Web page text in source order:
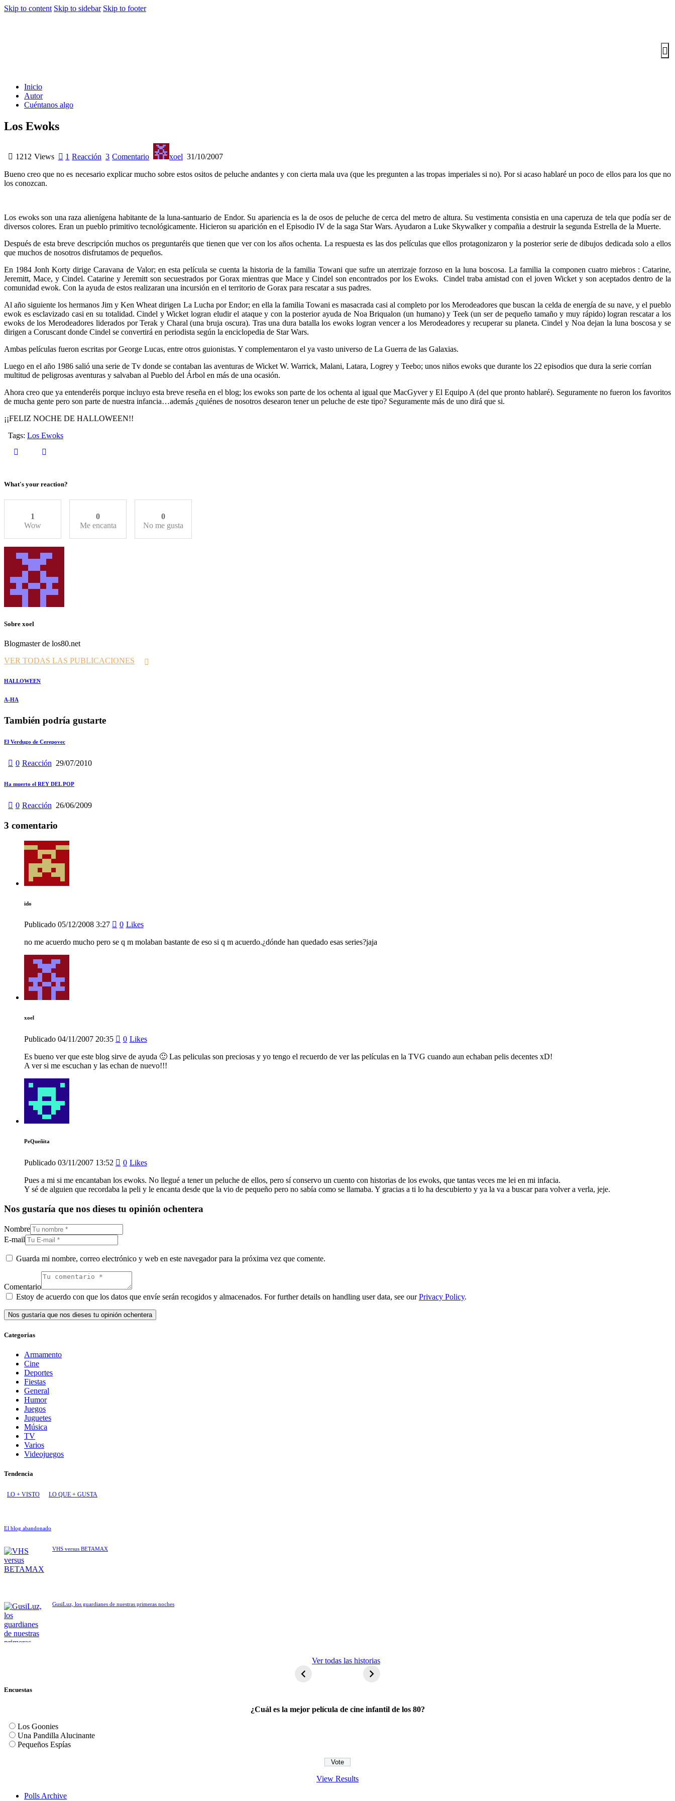
Skip to content Skip to sidebar Skip to footer
Inicio
Autor
Cuéntanos algo
Los Ewoks
1212 Views 1 Reacción 3 Comentario xoel 31/10/2007
Bueno creo que no es necesario explicar mucho sobre estos ositos de peluche andantes y con cierta mala uva (que les pregunten a las tropas imperiales si no). Por si acaso hablaré un poco de ellos para los que no
los conozcan.
Los ewoks son una raza alienígena habitante de la luna-santuario de Endor. Su apariencia es la de osos de peluche de cerca del metro de altura. Su vestimenta consistia en una caperuza de tela que podía ser de
diversos colores. Eran un pueblo primitivo tecnológicamente. Hicieron su aparición en el Episodio IV de la saga Star Wars. Ayudaron a Luke Skywalker y compañia a destruir la segunda Estrella de la Muerte.
Después de esta breve descripción muchos os preguntaréis que tienen que ver con los años ochenta. La respuesta es las dos películas que ellos protagonizaron y la posterior serie de dibujos dedicada solo a ellos
que muchos de nosotros disfrutamos de pequeños.
En 1984 Jonh Korty dirige Caravana de Valor; en esta película se cuenta la historia de la familia Towani que sufre un aterrizaje forzoso en la luna boscosa. La familia la componen cuatro miebros : Catarine,
Jeremitt, Mace, y Cindel. Catarine y Jeremitt son secuestrados por Gorax mientras que Mace y Cindel son encontrados por los Ewoks. Cindel traba amistad con el joven Wicket y son aceptados dentro de la
comunidad ewok. Con la ayuda de estos realizaran una incursión en el territorio de Gorax para rescatar a sus padres.
Al año siguiente los hermanos Jim y Ken Wheat dirigen La Lucha por Endor; en ella la familia Towani es masacrada casi al completo por los Merodeadores que buscan la celda de energía de su nave, y el pueblo
ewok es esclavizado casi en su totalidad. Cindel y Wicket logran eludir el ataque y con la posterior ayuda de Noa Briqualon (un humano) y Teek (un ser de pequeño tamaño y muy rápido) logran rescatar a los
ewoks de los Merodeadores liderados por Terak y Charal (una bruja oscura). Tras una dura batalla los ewoks logran vencer a los Merodeadores y recuperar su planeta. Cindel y Noa dejan la luna boscosa y se
dirigen a Coruscant donde Cindel se convertirá en periodista según la enciclopedia de Star Wars.
Ambas películas fueron escritas por George Lucas, entre otros guionistas. Y complementaron el ya vasto universo de La Guerra de las Galaxias.
Luego en el año 1986 salió una serie de Tv donde se contaban las aventuras de Wicket W. Warrick, Malani, Latara, Logrey y Teebo; unos niños ewoks que durante los 22 episodios que dura la serie corrían
multitud de peligrosas aventuras y salvaban al Pueblo del Árbol en más de una ocasión.
Ahora creo que ya entenderéis porque incluyo esta breve reseña en el blog; los ewoks son parte de los ochenta al igual que MacGyver y El Equipo A (del que pronto hablaré). Seguramente no fueron los favoritos
de mucha gente pero son parte de nuestra infancia…además ¿quiénes de nosotros desearon tener un peluche de este tipo? Seguramente más de uno dirá que si.
¡¡FELIZ NOCHE DE HALLOWEEN!!
Tags: Los Ewoks
What's your reaction?
1
Wow
0
Me encanta
0
No me gusta
Sobre xoel
Blogmaster de los80.net
VER TODAS LAS PUBLICACIONES
Navegación
de
Prev
HALLOWEEN
Siguiente
A-HA
También podría gustarte
El Verdugo de Cerepovec
0 Reacción 29/07/2010
Ha muerto el REY DEL POP
0 Reacción 26/06/2009
3 comentario
ido
Publicado 05/12/2008 3:27 0 Likes
no me acuerdo mucho pero se q m molaban bastante de eso si q m acuerdo.¿dónde han quedado esas series?jaja
xoel
Publicado 04/11/2007 20:35 0 Likes
Es bueno ver que este blog sirve de ayuda 🙂 Las peliculas son preciosas y yo tengo el recuerdo de ver las películas en la TVG cuando aun echaban pelis decentes xD!
A ver si me escuchan y las echan de nuevo!!!
PeQueñita
Publicado 03/11/2007 13:52 0 Likes
Pues a mi si me encantaban los ewoks. No llegué a tener un peluche de ellos, pero sí conservo un cuento con historias de los ewoks, que tantas veces me lei en mi infacia.
Y sé de alguien que recordaba la peli y le encanta desde que la vio de pequeño pero no sabía como se llamaba. Y gracias a ti lo ha descubierto y ya la va a buscar para volver a verla, jeje.
Nos gustaría que nos dieses tu opinión ochentera
Nombre
E-mail
Guarda mi nombre, correo electrónico y web en este navegador para la próxima vez que comente.
Comentario
Estoy de acuerdo con que los datos que envíe serán recogidos y almacenados. For further details on handling user data, see ourPrivacy Policy.
Categorias
Armamento
Cine
Deportes
Fiestas
General
Humor
Juegos
Juguetes
Música
TV
Varios
Videojuegos
Tendencia
LO + VISTO LO QUE + GUSTA
El blog abandonado
VHS versus BETAMAX
GusiLuz, los guardianes de nuestras primeras noches
extraterrestre
Ver todas las historias
Encuestas
¿Cuál es la mejor película de cine infantil de los 80?
Los Goonies
Una Pandilla Alucinante
Pequeños Espías
View Results
Polls Archive